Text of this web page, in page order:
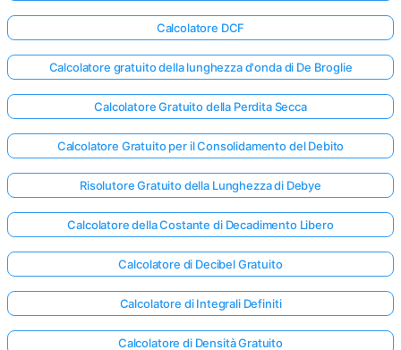
Calcolatore DCF
Calcolatore gratuito della lunghezza d'onda di De Broglie
Calcolatore Gratuito della Perdita Secca
Calcolatore Gratuito per il Consolidamento del Debito
Risolutore Gratuito della Lunghezza di Debye
Calcolatore della Costante di Decadimento Libero
Calcolatore di Decibel Gratuito
Calcolatore di Integrali Definiti
Calcolatore di Densità Gratuito